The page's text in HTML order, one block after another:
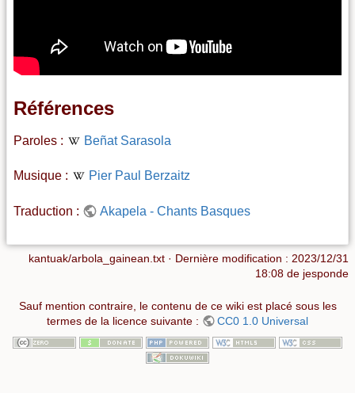
Références
Paroles : Beñat Sarasola
Musique : Pier Paul Berzaitz
Traduction : Akapela - Chants Basques
kantuak/arbola_gainean.txt · Dernière modification : 2023/12/31
18:08 de jesponde
Sauf mention contraire, le contenu de ce wiki est placé sous les
termes de la licence suivante :
CC0 1.0 Universal